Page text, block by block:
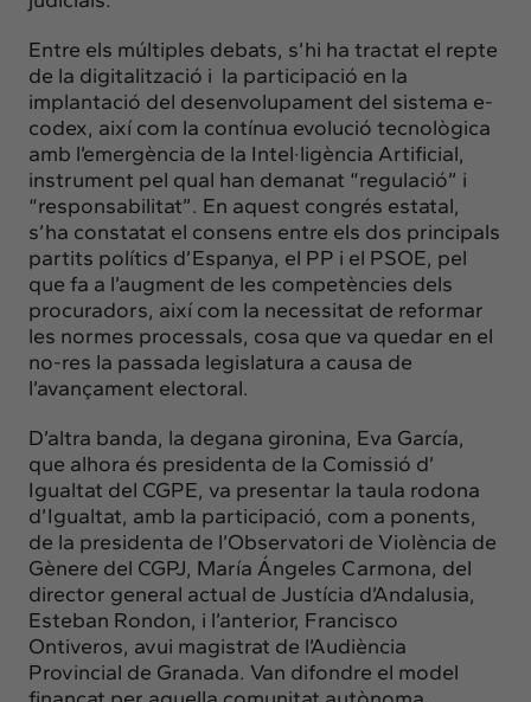
Entre els múltiples debats, s’hi ha tractat el repte
de la digitalització i la participació en la
implantació del desenvolupament del sistema e-
codex, així com la contínua evolució tecnològica
amb l’emergència de la Intel·ligència Artificial,
instrument pel qual han demanat “regulació” i
“responsabilitat”. En aquest congrés estatal,
s’ha constatat el consens entre els dos principals
partits polítics d’Espanya, el PP i el PSOE, pel
que fa a l’augment de les competències dels
procuradors, així com la necessitat de reformar
les normes processals, cosa que va quedar en el
no-res la passada legislatura a causa de
l’avançament electoral.
D’altra banda, la degana gironina, Eva García,
que alhora és presidenta de la Comissió d’
Igualtat del CGPE, va presentar la taula rodona
d’Igualtat, amb la participació, com a ponents,
de la presidenta de l’Observatori de Violència de
Gènere del CGPJ, María Ángeles Carmona, del
director general actual de Justícia d’Andalusia,
Esteban Rondon, i l’anterior, Francisco
Ontiveros, avui magistrat de l’Audiència
Provincial de Granada. Van difondre el model